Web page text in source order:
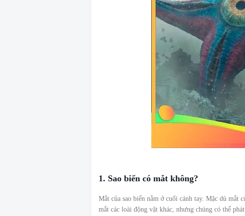
1. Sao biển có mắt không?
Mắt của sao biển nằm ở cuối cánh tay. Mặc dù mắt
mắt các loài động vật khác, nhưng chúng có thể